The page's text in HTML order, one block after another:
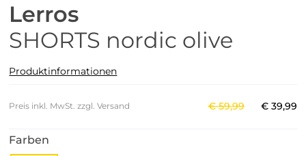
Lerros
SHORTS nordic olive
Produktinformationen
Preis inkl. MwSt. zzgl. Versand €59,99 € 39,99
Farben